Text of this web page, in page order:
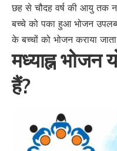
छह से चौदह वर्ष की आयु तक
बच्चे को पका हुआ भोजन
के बच्चों को भोजन कराया
मध्याह्न भोजन
हैं?